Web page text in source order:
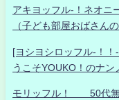
アキヨッフル-！ネオニ
（子ども部屋おばさん
[ヨシヨシロッフル-！！
うこそYOUKO！のナ
モリッフル！ 50代無